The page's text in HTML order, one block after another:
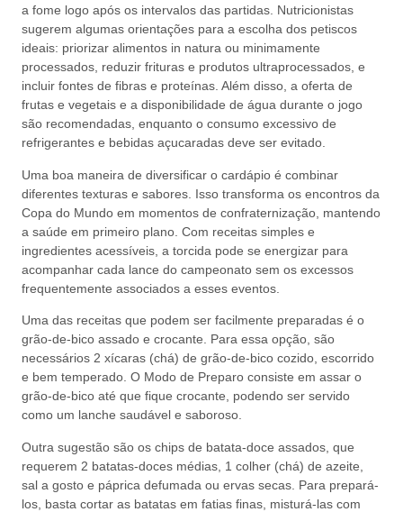
a fome logo após os intervalos das partidas. Nutricionistas
sugerem algumas orientações para a escolha dos petiscos
ideais: priorizar alimentos in natura ou minimamente
processados, reduzir frituras e produtos ultraprocessados, e
incluir fontes de fibras e proteínas. Além disso, a oferta de
frutas e vegetais e a disponibilidade de água durante o jogo
são recomendadas, enquanto o consumo excessivo de
refrigerantes e bebidas açucaradas deve ser evitado.
Uma boa maneira de diversificar o cardápio é combinar
diferentes texturas e sabores. Isso transforma os encontros da
Copa do Mundo em momentos de confraternização, mantendo
a saúde em primeiro plano. Com receitas simples e
ingredientes acessíveis, a torcida pode se energizar para
acompanhar cada lance do campeonato sem os excessos
frequentemente associados a esses eventos.
Uma das receitas que podem ser facilmente preparadas é o
grão-de-bico assado e crocante. Para essa opção, são
necessários 2 xícaras (chá) de grão-de-bico cozido, escorrido
e bem temperado. O Modo de Preparo consiste em assar o
grão-de-bico até que fique crocante, podendo ser servido
como um lanche saudável e saboroso.
Outra sugestão são os chips de batata-doce assados, que
requerem 2 batatas-doces médias, 1 colher (chá) de azeite,
sal a gosto e páprica defumada ou ervas secas. Para prepará-
los, basta cortar as batatas em fatias finas, misturá-las com